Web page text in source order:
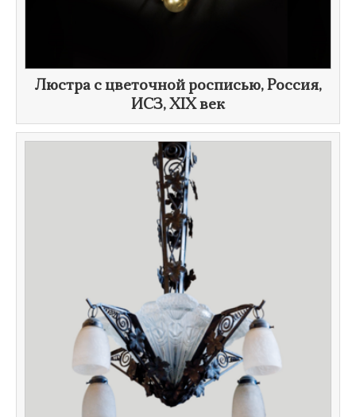
Люстра с цветочной росписью, Россия,
ИСЗ, XIX век